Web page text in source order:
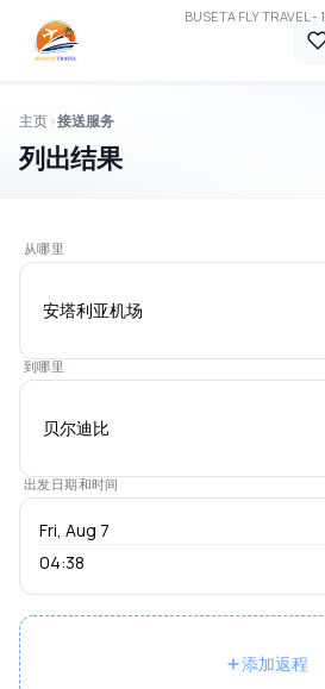
BUSETA FLY TRAVEL -
主页 接送服务
列出结果
从哪里
安塔利亚机场
到哪里
贝尔迪比
出发日期和时间
04:38
添加返程